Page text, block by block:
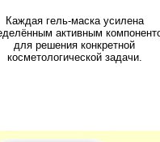
Каждая гель-маска усилена
активным
для решения конкретной
косметологической задачи.